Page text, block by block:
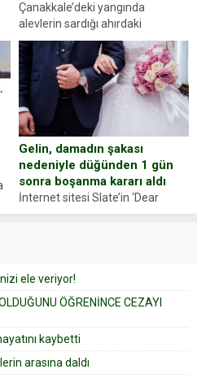
Çanakkale’deki yangında
alevlerin sardığı ahırdaki
hayvanlarını kurtarmak isteyen
Zeki Demir (66) ölümden döndü.
Yüzünde ve ellerinde yanıklar
oluşan Demir, kâbus dolu anları
anlattı… Merkeze bağlı...
Gelin, damadın şakası
nedeniyle düğünden 1 gün
sonra boşanma kararı aldı
İnternet sitesi Slate’in ‘Dear
Prudence’ isimli tavsiye köşesine
yapıştırdığı için düğünden...
ele veriyor!
ÖĞRENİNCE CEZAYI
kaybetti
arasına daldı